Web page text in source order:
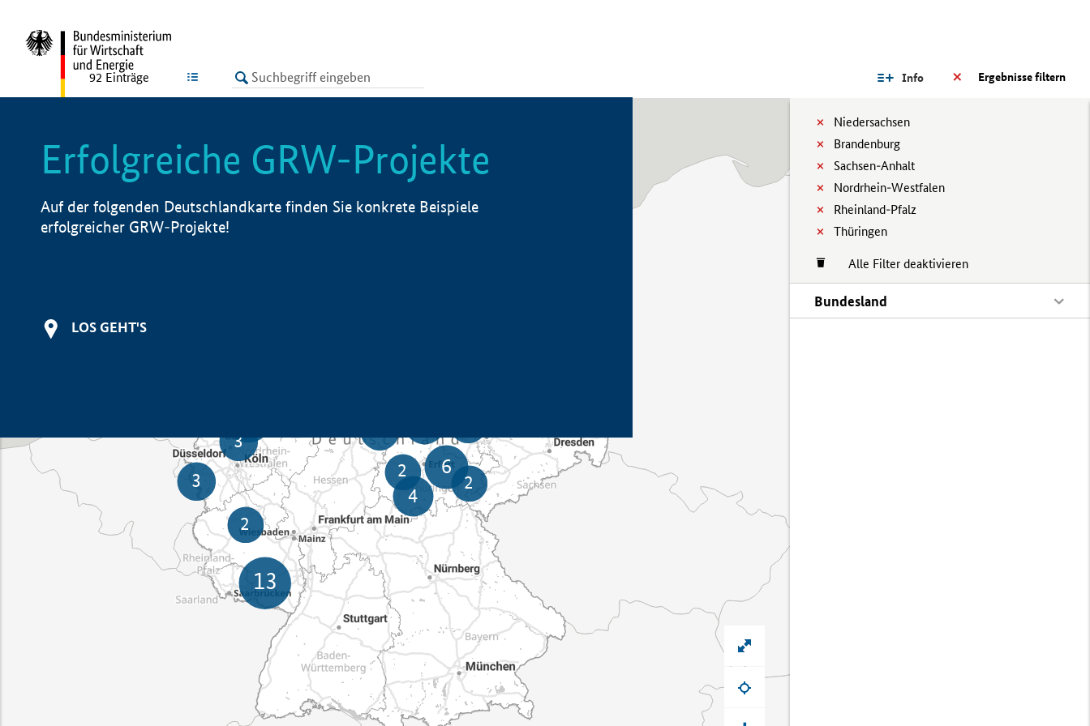
LISTE Ergebnisse filtern
Info
Niedersachsen
Brandenburg
Sachsen-Anhalt
Nordrhein-Westfalen
Rheinland-Pfalz
Thüringen
Alle Filter deaktivieren
Bundesland
92 Einträge
Erfolgreiche GRW-Projekte
Auf der folgenden Deutschlandkarte finden Sie konkrete Beispiele
erfolgreicher GRW-Projekte!
LOS GEHT'S